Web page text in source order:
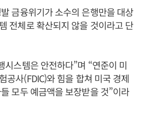
금융위기가 소수의 은행만을 대상
전체로 확산되지 않을 것이라고 단
시스템은 안전하다”며 “연준이 미
공사(FDIC)와 힘을 합쳐 미국 경제
모두 예금액을 보장받을 것”이라